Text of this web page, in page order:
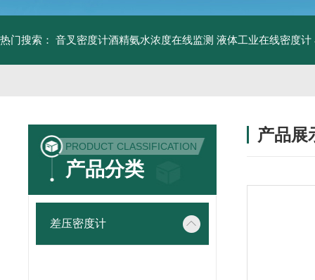
热门搜索： 音叉密度计酒精氨水浓度在线监测 液体工业在线密度计
PRODUCT CLASSIFICATION
产品分类
差压密度计
产品展